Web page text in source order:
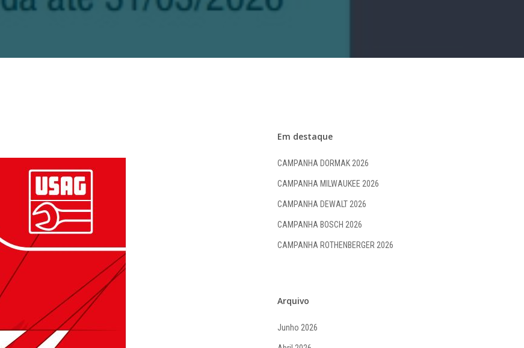
Em destaque
CAMPANHA DORMAK 2026
CAMPANHA MILWAUKEE 2026
CAMPANHA DEWALT 2026
CAMPANHA BOSCH 2026
CAMPANHA ROTHENBERGER 2026
Arquivo
Junho 2026